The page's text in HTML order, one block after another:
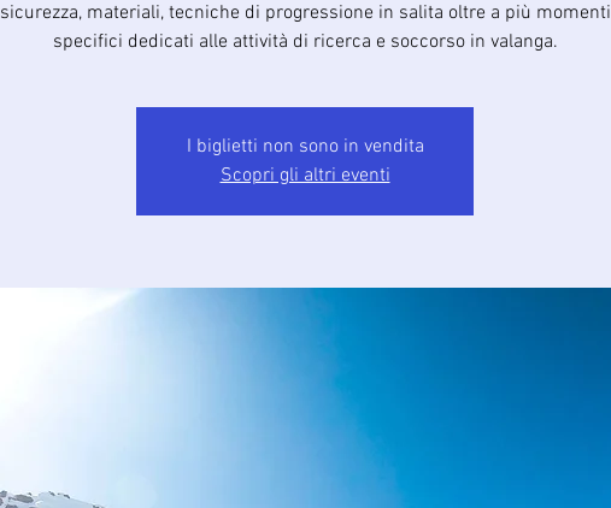
sicurezza, materiali, tecniche di progressione in salita oltre a più momenti
specifici dedicati alle attività di ricerca e soccorso in valanga.
I biglietti non sono in vendita
Scopri gli altri eventi